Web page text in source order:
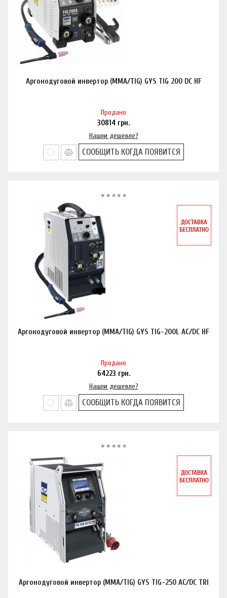
Аргонодуговой инвертор (MMA/TIG) GYS TIG 200 DC HF
Продано
30814 грн.
Нашли дешевле?
СООБЩИТЬ КОГДА ПОЯВИТСЯ
Аргонодуговой инвертор (MMA/TIG) GYS TIG-200L AC/DC HF
Продано
64223 грн.
Нашли дешевле?
СООБЩИТЬ КОГДА ПОЯВИТСЯ
Аргонодуговой инвертор (MMA/TIG) GYS TIG-250 AC/DC TRI